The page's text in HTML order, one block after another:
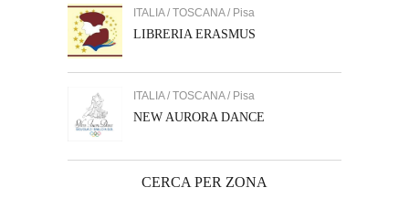
ITALIA / TOSCANA / Pisa
LIBRERIA ERASMUS
ITALIA / TOSCANA / Pisa
NEW AURORA DANCE
CERCA PER ZONA